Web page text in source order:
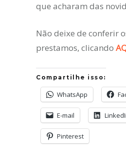
que acharam das
Não deixe de conferir
prestamos, clicando
Compartilhe isso:
WhatsApp
E-mail
Pinterest